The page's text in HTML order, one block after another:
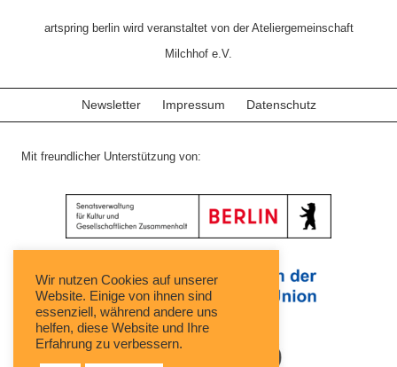
artspring berlin wird veranstaltet von der Ateliergemeinschaft
Milchhof e.V.
Newsletter Impressum Datenschutz
Mit freundlicher Unterstützung von:
Wir nutzen Cookies auf unserer
Website. Einige von ihnen sind
essenziell, während andere uns
helfen, diese Website und Ihre
Erfahrung zu verbessern.